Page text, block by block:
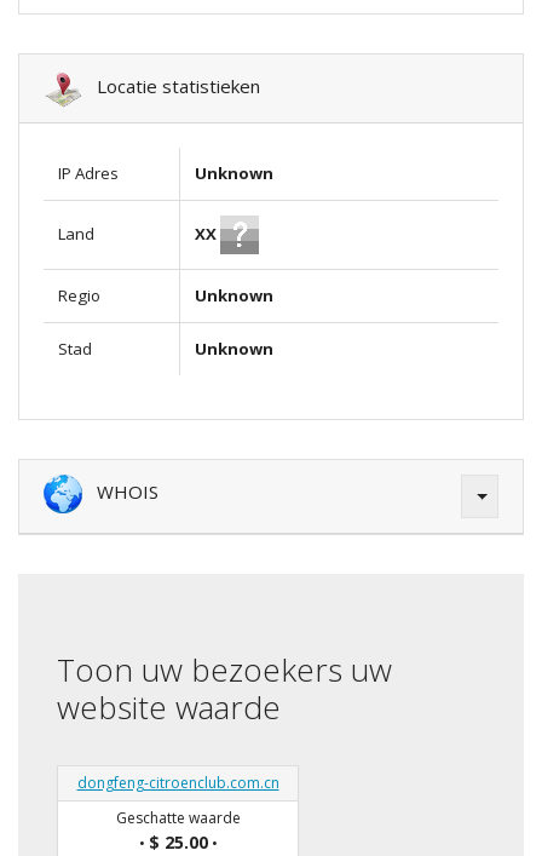
Locatie statistieken
IP Adres Unknown
Land XX
Regio Unknown
Stad Unknown
WHOIS
Toon uw bezoekers uw
website waarde
dongfeng-citroenclub.com.cn
Geschatte waarde
• $ 25.00•